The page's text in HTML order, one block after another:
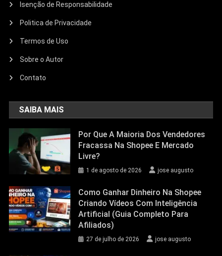
Isenção de Responsabilidade
Politica de Privacidade
Termos de Uso
Sobre o Autor
Contato
SAIBA MAIS
Por Que A Maioria Dos Vendedores
Fracassa Na Shopee E Mercado
Livre?
1 de agosto de 2026 jose augusto
Como Ganhar Dinheiro Na Shopee
Criando Vídeos Com Inteligência
Artificial (Guia Completo Para
Afiliados)
27 de julho de 2026 jose augusto